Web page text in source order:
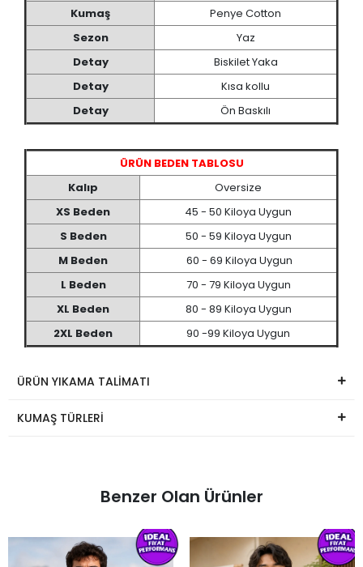
Kumaş
Penye Cotton
Sezon
Yaz
Detay
Biskilet Yaka
Detay
Kısa kollu
Detay
Ön Baskılı
ÜRÜN BEDEN TABLOSU
Kalıp
Oversize
XS Beden
45 - 50 Kiloya Uygun
S Beden
50 - 59 Kiloya Uygun
M Beden
60 - 69 Kiloya Uygun
L Beden
70 - 79 Kiloya Uygun
XL Beden
80 - 89 Kiloya Uygun
2XL Beden
90 -99 Kiloya Uygun
ÜRÜN YIKAMA TALİMATI
KUMAŞ TÜRLERİ
Benzer Olan Ürünler